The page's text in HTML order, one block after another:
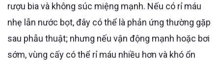
rượu bia và không súc miệng mạnh. Nếu có rỉ máu
nhẹ lẫn nước bọt, đây có thể là phản ứng thường gặp
sau phẫu thuật; nhưng nếu vận động mạnh hoặc bơi
sớm, vùng cấy có thể rỉ máu nhiều hơn và khó ổn